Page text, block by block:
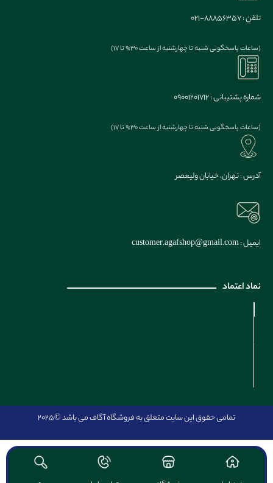
تلفن : 88856357-021
(ساعات پاسخگویی شنبه تا چهارشنبه از ساعت 9:30 تا 17)
شماره پشتیبانی : 09001201712
(ساعات پاسخگویی شنبه تا چهارشنبه از ساعت 9:30 تا 17)
آدرس : تهران، خیابان ولیعصر
ایمیل : customer.agafshop@gmail.com
نماد اعتماد
تمامی حقوق این سایت متعلق به فروشگاه آگاف می باشد©2025